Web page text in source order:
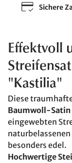
Sichere
Effektvoll
"Kastilia"
Diese
Baumwoll-Satin
eingewebten
besonders edel.
Hochwertige